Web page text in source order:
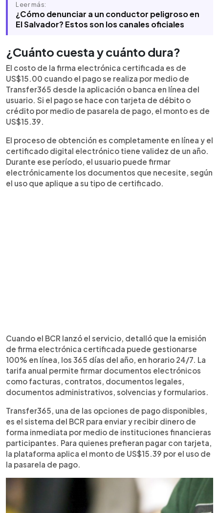
Leer más:
¿Cómo denunciar a un conductor peligroso en
El Salvador? Estos son los canales oficiales
¿Cuánto cuesta y cuánto dura?
El costo de la firma electrónica certificada es de
US$15.00 cuando el pago se realiza por medio de
Transfer365 desde la aplicación o banca en línea del
usuario. Si el pago se hace con tarjeta de débito o
crédito por medio de pasarela de pago, el monto es de
US$15.39.
El proceso de obtención es completamente en línea y el
certificado digital electrónico tiene validez de un año.
Durante ese período, el usuario puede firmar
electrónicamente los documentos que necesite, según
el uso que aplique a su tipo de certificado.
Cuando el BCR lanzó el servicio, detalló que la emisión
de firma electrónica certificada puede gestionarse
100% en línea, los 365 días del año, en horario 24/7. La
tarifa anual permite firmar documentos electrónicos
como facturas, contratos, documentos legales,
documentos administrativos, solvencias y formularios.
Transfer365, una de las opciones de pago disponibles,
es el sistema del BCR para enviar y recibir dinero de
forma inmediata por medio de instituciones financieras
participantes. Para quienes prefieran pagar con tarjeta,
la plataforma aplica el monto de US$15.39 por el uso de
la pasarela de pago.